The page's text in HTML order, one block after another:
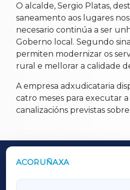
O alcalde, Sergio Platas,
saneamento aos lugares
necesario continúa a ser
Goberno local. Segundo
permiten modernizar os
rural e mellorar a calidade
A empresa adxudicataria
catro meses para executar
canalizacións previstas
ACORUÑAXA
OUTROS PERIÓDICOS